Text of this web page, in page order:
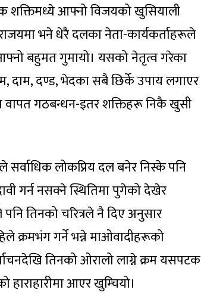
शक्तिमध्ये आफ्नो विजयको खुसियाली
भने धेरै दलका नेता-कार्यकर्ताहरूले
बहुमत गुमायो। यसको नेतृत्व गरेका
दाम, दण्ड, भेदका सबै छिर्के उपाय लगाएर
गठबन्धन-इतर शक्तिहरू निकै खुसी
सर्वाधिक लोकप्रिय दल बनेर निस्के पनि
गर्न नसक्ने स्थितिमा पुगेको देखेर
तिनको चरित्रले नै दिए अनुसार
क्रमभंग गर्ने भन्ने माओवादीहरूको
तिनको ओरालो लाग्ने क्रम यसपटक
आएर खुम्चियो।